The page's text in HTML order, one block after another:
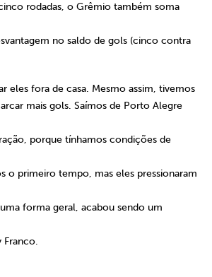
rodadas, o Grêmio também soma
no saldo de gols (cinco contra
eles fora de casa. Mesmo assim, tivemos
mais gols. Saímos de Porto Alegre
porque tínhamos condições de
o primeiro tempo, mas eles pressionaram
forma geral, acabou sendo um
Franco.